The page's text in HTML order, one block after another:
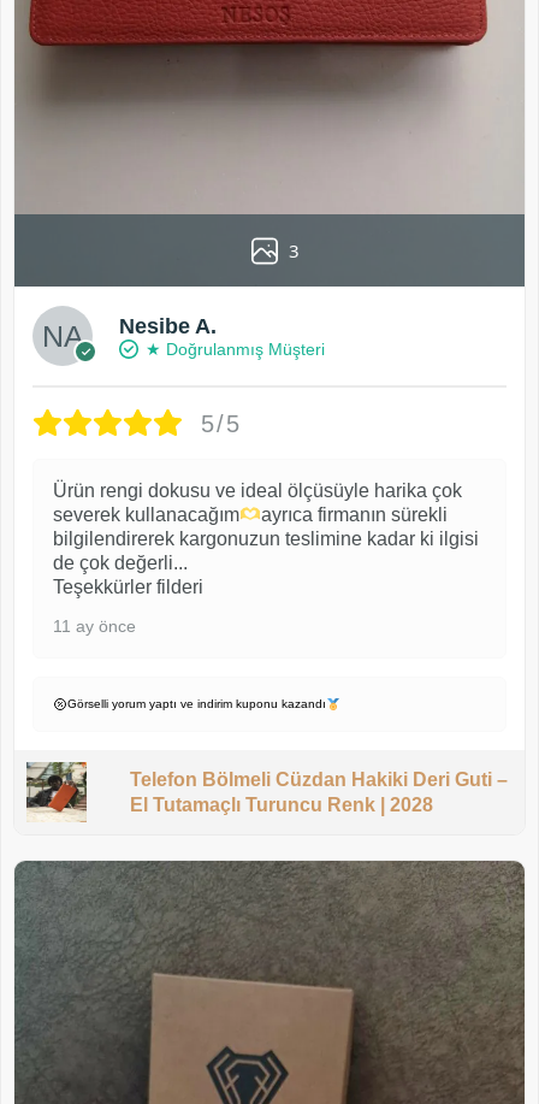
3
Nesibe A.
★ Doğrulanmış Müşteri
5/5
Ürün rengi dokusu ve ideal ölçüsüyle harika çok
severek kullanacağım
ayrıca firmanın sürekli
bilgilendirerek kargonuzun teslimine kadar ki ilgisi
de çok değerli...
Teşekkürler filderi
11 ay önce
Görselli yorum yaptı ve indirim kuponu kazandı
Telefon Bölmeli Cüzdan Hakiki Deri Guti –
El Tutamaçlı Turuncu Renk | 2028